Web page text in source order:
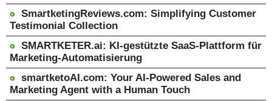
SmartketingReviews.com: Simplifying Customer
Testimonial Collection
SMARTKETER.ai: KI-gestützte SaaS-Plattform für
Marketing-Automatisierung
smartketoAI.com: Your AI-Powered Sales and
Marketing Agent with a Human Touch